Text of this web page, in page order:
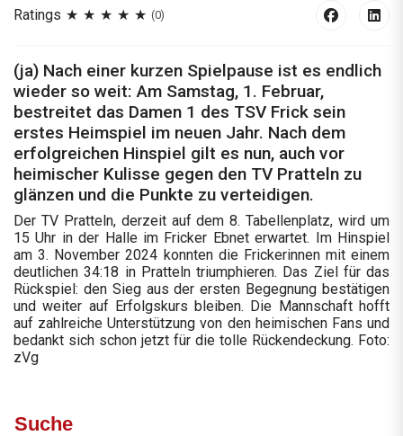
Ratings (0)
(ja) Nach einer kurzen Spielpause ist es endlich
wieder so weit: Am Samstag, 1. Februar,
bestreitet das Damen 1 des TSV Frick sein
erstes Heimspiel im neuen Jahr. Nach dem
erfolgreichen Hinspiel gilt es nun, auch vor
heimischer Kulisse gegen den TV Pratteln zu
glänzen und die Punkte zu verteidigen.
Der TV Pratteln, derzeit auf dem 8. Tabellenplatz, wird um
15 Uhr in der Halle im Fricker Ebnet erwartet. Im Hinspiel
am 3. November 2024 konnten die Frickerinnen mit einem
deutlichen 34:18 in Pratteln triumphieren. Das Ziel für das
Rückspiel: den Sieg aus der ersten Begegnung bestätigen
und weiter auf Erfolgskurs bleiben. Die Mannschaft hofft
auf zahlreiche Unterstützung von den heimischen Fans und
bedankt sich schon jetzt für die tolle Rückendeckung. Foto:
zVg
Suche